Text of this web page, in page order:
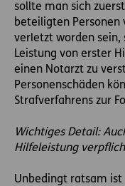
sollte man sich
beteiligten Personen
verletzt worden sein,
Leistung von erster
einen Notarzt zu
Personenschäden
Strafverfahrens zur
Wichtiges Detail:
Hilfeleistung
Unbedingt ratsam ist